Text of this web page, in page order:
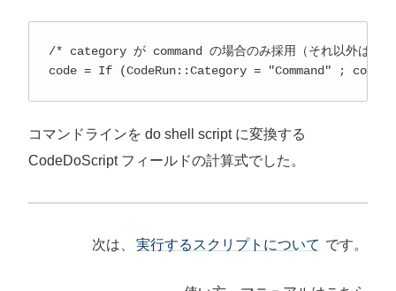
/* category が command の場合のみ採用（それ以外は空
code = If (CodeRun::Category = "Command" ; code )
コマンドラインを do shell script に変換する
CodeDoScript フィールドの計算式でした。
次は、 実行するスクリプトについて です。